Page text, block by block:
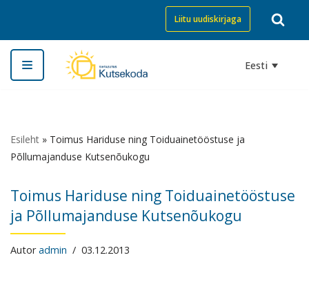
Skip
to
content
Liitu uudiskirjaga
Eesti
Esileht » Toimus Hariduse ning Toiduainetööstuse ja
Põllumajanduse Kutsenõukogu
Toimus Hariduse ning Toiduainetööstuse
ja Põllumajanduse Kutsenõukogu
Autoradmin 03.12.2013